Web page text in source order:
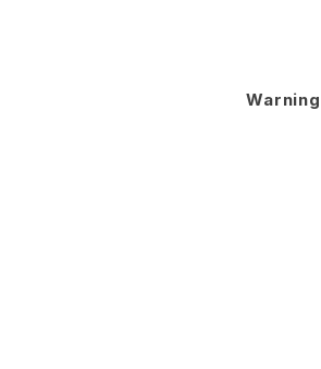
Warning